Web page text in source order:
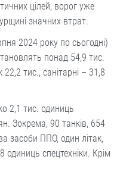
цілей, ворог уже
значних втрат.
2024 року по сьогодні)
понад 54,9 тис.
22,2 тис., санітарні – 31,8
2,1 тис. одиниць
Зокрема, 90 танків, 654
засоби ППО, один літак,
одиниць спецтехніки. Крім